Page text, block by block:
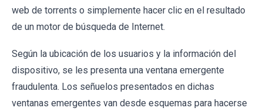
web de torrents o simplemente hacer clic en el resultado
de un motor de búsqueda de Internet.
Según la ubicación de los usuarios y la información del
dispositivo, se les presenta una ventana emergente
fraudulenta. Los señuelos presentados en dichas
ventanas emergentes van desde esquemas para hacerse